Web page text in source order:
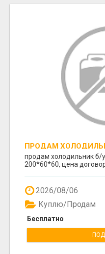
ПРОДАМ
продам холодильник б/
200*60*60, цена
2026/08/06
Бесплатно
Куплю/Продам